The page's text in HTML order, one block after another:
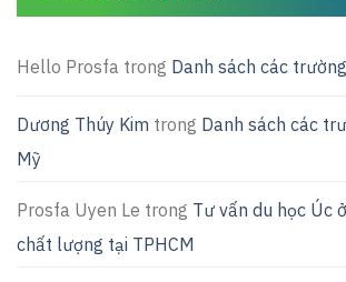
Hello Prosfa trong Danh sách các
Dương Thúy Kim trong Danh sách các
Mỹ
Prosfa Uyen Le trong Tư vấn du học Úc
chất lượng tại TPHCM